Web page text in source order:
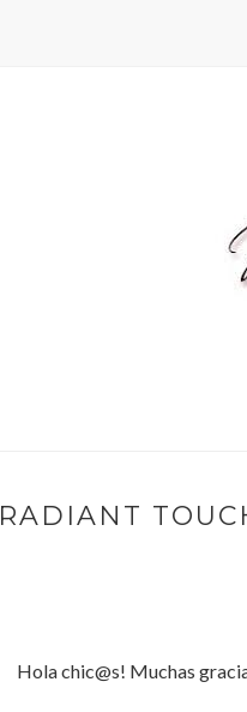
RADIANT
Hola chic@s! Muchas